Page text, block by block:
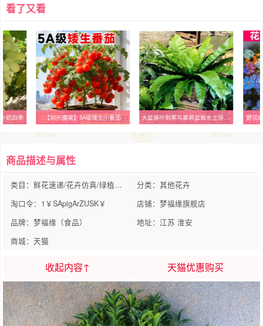
看了又看
奶四季 【30天爆果】5A级矮生小番茄 大盆展叶耐寒鸟巢蕨盆栽水土培绿植室内北欧好养净化空气观叶绿植 野花
商品描述与属性
类目：鲜花速递/花卉仿真/绿植园艺
分类：其他花卉
淘口令：1￥SApigArZUSK￥
店铺：梦福缘旗舰店
品牌：梦福缘（食品）
地址：江苏 淮安
商城：天猫
收起内容↑ 天猫优惠购买